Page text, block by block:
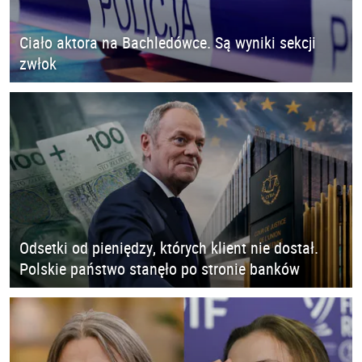
Ciało aktora na Bachledówce. Są wyniki sekcji
zwłok
Odsetki od pieniędzy, których klient nie dostał.
Polskie państwo stanęło po stronie banków